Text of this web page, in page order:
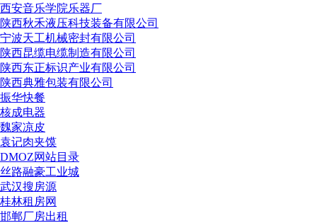
西安音乐学院乐器厂
陕西秋禾液压科技装备有限公司
宁波天工机械密封有限公司
陕西昆缆电缆制造有限公司
陕西东正标识产业有限公司
陕西典雅包装有限公司
振华快餐
核成电器
魏家凉皮
袁记肉夹馍
DMOZ网站目录
丝路融豪工业城
武汉搜房源
桂林租房网
邯郸厂房出租